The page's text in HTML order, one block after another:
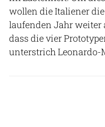
wollen die Italiener
laufenden Jahr weiter
dass die vier
unterstrich Leonardo-